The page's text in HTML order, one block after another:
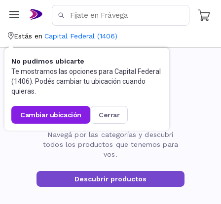
Estás en Capital Federal (1406)
No pudimos ubicarte
Te mostramos las opciones para Capital Federal
(1406). Podés cambiar tu ubicación cuando
quieras.
cambiar ubicación cerrar
La página no existe
Navegá por las categorías y descubrí
todos los productos que tenemos para
vos.
Descubrir productos